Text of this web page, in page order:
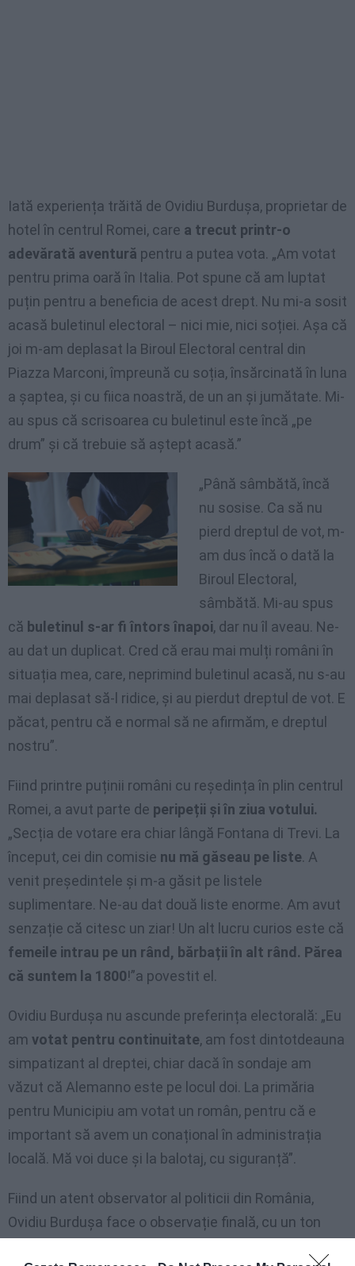
Iată experiența trăită de Ovidiu Burdușa, proprietar de
hotel în centrul Romei, care a trecut printr-o
adevărată aventură pentru a putea vota. „Am votat
pentru prima oară în Italia. Pot spune că am luptat
puțin pentru a beneficia de acest drept. Nu mi-a sosit
acasă buletinul electoral – nici mie, nici soției. Așa că
joi m-am deplasat la Biroul Electoral central din
Piazza Marconi, împreună cu soția, însărcinată în luna
a șaptea, și cu fiica noastră, de un an și jumătate. Mi-
au spus că scrisoarea cu buletinul este încă „pe
drum” și că trebuie să aștept acasă.”
„Până sâmbătă, încă
nu sosise. Ca să nu
pierd dreptul de vot, m-
am dus încă o dată la
Biroul Electoral,
sâmbătă. Mi-au spus
că buletinul s-ar fi întors înapoi, dar nu îl aveau. Ne-
au dat un duplicat. Cred că erau mai mulți români în
situația mea, care, neprimind buletinul acasă, nu s-au
mai deplasat să-l ridice, și au pierdut dreptul de vot. E
păcat, pentru că e normal să ne afirmăm, e dreptul
nostru”.
Fiind printre puținii români cu reședința în plin centrul
Romei, a avut parte de peripeții și în ziua votului.
„Secția de votare era chiar lângă Fontana di Trevi. La
început, cei din comisie nu mă găseau pe liste. A
venit președintele și m-a găsit pe listele
suplimentare. Ne-au dat două liste enorme. Am avut
senzație că citesc un ziar! Un alt lucru curios este că
femeile intrau pe un rând, bărbații în alt rând. Părea
că suntem la 1800!”a povestit el.
Ovidiu Burdușa nu ascunde preferința electorală: „Eu
am votat pentru continuitate, am fost dintotdeauna
simpatizant al dreptei, chiar dacă în sondaje am
văzut că Alemanno este pe locul doi. La primăria
pentru Municipiu am votat un român, pentru că e
important să avem un conațional în administrația
locală. Mă voi duce și la balotaj, cu siguranță”.
Fiind un atent observator al politicii din România,
Ovidiu Burdușa face o observație finală, cu un ton